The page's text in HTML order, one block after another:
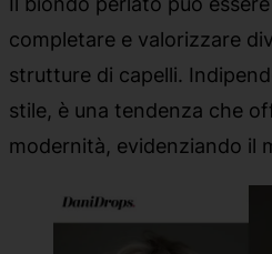
completare e valorizzare
strutture di capelli.
stile, è una tendenza che
modernità, evidenziando il